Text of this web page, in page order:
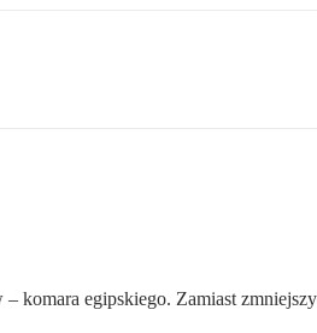
komara egipskiego. Zamiast